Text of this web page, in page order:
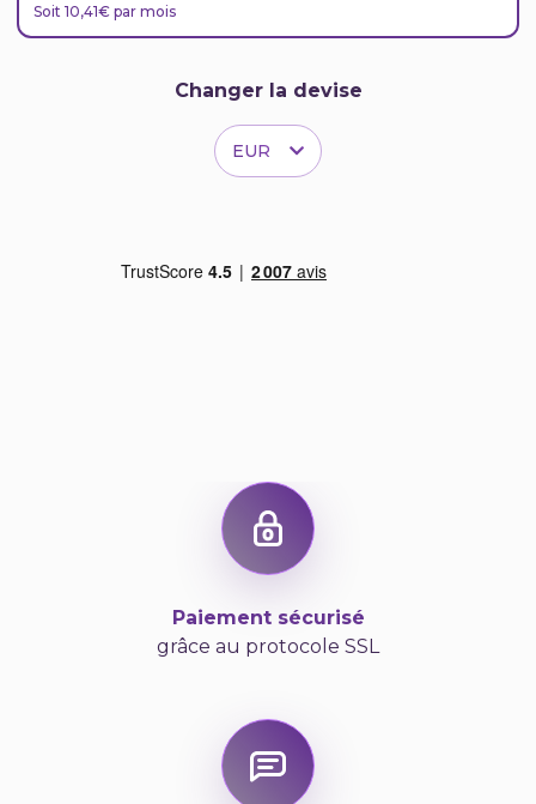
Soit 10,41€ par mois
Changer la devise
EUR
Paiement sécurisé
grâce au protocole SSL